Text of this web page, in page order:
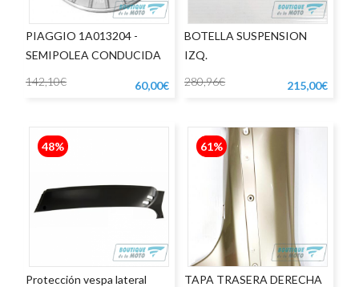
PIAGGIO 1A013204 -
SEMIPOLEA CONDUCIDA
142,10€
60,00€
BOTELLA SUSPENSION
IZQ.
280,96€
215,00€
48%
Protección vespa lateral
61%
TAPA TRASERA DERECHA